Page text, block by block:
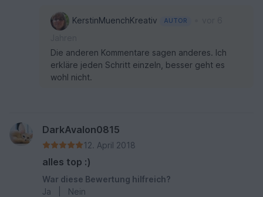
KerstinMuenchKreativ AUTOR
Die anderen Kommentare sagen anderes. Ich
erkläre jeden Schritt einzeln, besser geht es
wohl nicht.
DarkAvalon0815
12. April 2018
alles top :)
War diese Bewertung hilfreich?
Ja
Nein